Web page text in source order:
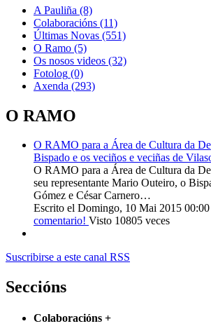
A Pauliña (8)
Colaboracións (11)
Últimas Novas (551)
O Ramo (5)
Os nosos videos (32)
Fotolog (0)
Axenda (293)
O RAMO
O RAMO para a Área de Cultura da
Bispado e os veciños e veciñas de
O RAMO para a Área de Cultura da
seu representante Mario Outeiro, o
Gómez e César Carnero…
Escrito el Domingo, 10 Mai 2015 00:00
comentario! Visto 10805 veces
Suscribirse a este canal RSS
Seccións
Colaboracións +